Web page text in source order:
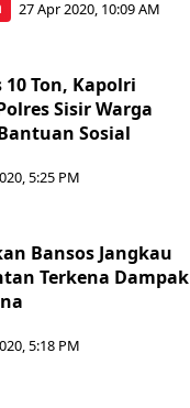
27 Apr 2020, 10:09 AM
Ton, Kapolri
Sisir Warga
Sosial
5:25 PM
Bansos Jangkau
Terkena Dampak
5:18 PM